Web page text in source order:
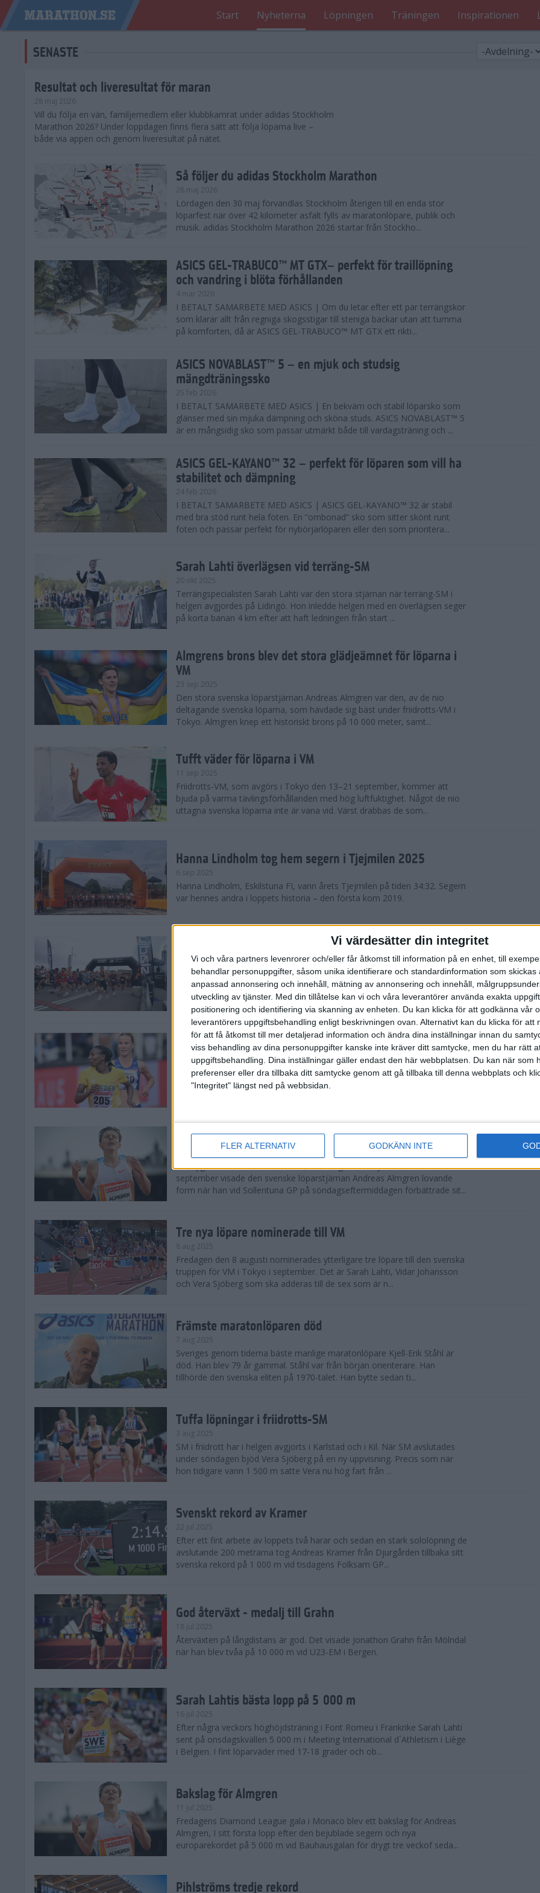
Vi värdesätter din integritet
Vi och våra partners levenrorer och/eller får åtkomst till information på en enhet, till
behandlar personuppgifter, såsom unika identifierare och standardinformation som skickas
anpassad annonsering och innehåll, mätning av annonsering och innehåll,
utveckling av tjänster. Med din tillåtelse kan vi och våra leverantörer använda exakta
positionering och identifiering via skanning av enheten. Du kan klicka för att godkänna vår
leverantörers uppgiftsbehandling enligt beskrivningen ovan. Alternativt kan du klicka för att
för att få åtkomst till mer detaljerad information och ändra dina inställningar innan du
viss behandling av dina personuppgifter kanske inte kräver ditt samtycke, men du har rätt
uppgiftsbehandling. Dina inställningar gäller endast den här webbplatsen. Du kan när som
preferenser eller dra tillbaka ditt samtycke genom att gå tillbaka till denna webbplats och
"Integritet" längst ned på webbsidan.
FLER ALTERNATIV GODKÄNN INTE
Start Nyheterna Löpningen Träningen Inspirationen
SENASTE
Resultat och liveresultat för maran
28 maj 2026
​Vill du följa en vän, familjemedlem eller klubbkamrat under adidas Stockholm
Marathon 2026? Under loppdagen finns flera sätt att följa löparna live –
både via appen och genom liveresultat på nätet.
Så följer du adidas Stockholm Marathon
28 maj 2026
Lördagen den 30 maj förvandlas Stockholm återigen till en enda stor
löparfest när över 42 kilometer asfalt fylls av maratonlöpare, publik och
musik. adidas Stockholm Marathon 2026 startar från Stockho...
ASICS GEL-TRABUCO™ MT GTX– perfekt för traillöpning
och vandring i blöta förhållanden
4 mar 2026
I BETALT SAMARBETE MED ASICS | Om du letar efter ett par terrängskor
som klarar allt från regniga skogsstigar till steniga backar utan att tumma
på komforten, då är ASICS GEL-TRABUCO™ MT GTX ett rikti...
ASICS NOVABLAST™ 5 – en mjuk och studsig
mängdträningssko
25 feb 2026
I BETALT SAMARBETE MED ASICS | En bekväm och stabil löparsko som
glänser med sin mjuka dämpning och sköna studs. ASICS NOVABLAST™ 5
är en mångsidig sko som passar utmärkt både till vardagsträning och ...
ASICS GEL-KAYANO™ 32 – perfekt för löparen som vill ha
stabilitet och dämpning
24 feb 2026
I BETALT SAMARBETE MED ASICS | ASICS GEL-KAYANO™ 32 är stabil
med bra stöd runt hela foten. En ”ombonad” sko som sitter skönt runt
foten och passar perfekt för nybörjarlöparen eller den som prioritera...
Sarah Lahti överlägsen vid terräng-SM
20 okt 2025
Terrängspecialisten Sarah Lahti var den stora stjärnan när terräng-SM i
helgen avgjordes på Lidingö. Hon inledde helgen med en överlägsen seger
på korta banan 4 km efter att haft ledningen från start ...
Almgrens brons blev det stora glädjeämnet för löparna i
VM
23 sep 2025
Den stora svenska löparstjärnan Andreas Almgren var den, av de nio
deltagande svenska löparna, som hävdade sig bäst under friidrotts-VM i
Tokyo. Almgren knep ett historiskt brons på 10 000 meter, samt...
Tufft väder för löparna i VM
11 sep 2025
Friidrotts-VM, som avgörs i Tokyo den 13–21 september, kommer att
bjuda på varma tävlingsförhållanden med hög luftfuktighet. Något de nio
uttagna svenska löparna inte är vana vid. Värst drabbas de som...
Hanna Lindholm tog hem segern i Tjejmilen 2025
6 sep 2025
Hanna Lindholm, Eskilstuna FI, vann årets Tjejmilen på tiden 34:32. Segern
var hennes andra i loppets historia – den första kom 2019.
Snabbaste segertiden på 12 år i rekordstort adidas
Stockholm Halvmaraton
30 aug 2025
Ett slutsålt och rekordstort adidas Stockholm Halvmaraton avgjordes i
nästintill perfekt löparväder. 18 grader, mulet och väldigt lite vind. Totalt
var 19,866 löpare anmälda, varav 15,807 kom till sta...
Löparna viktiga när Sverige vann Finnkampen
26 aug 2025
Den hundrade upplagan av Finnkampen, världens äldsta och största
landskamp i friidrott, avgjordes inför fullsatta läktare på Stockholms
Svenskt rekord när Almgren testade VM-formen
En dryg månad före friidrotts-VM, som avgörs i Tokyo den 13-21
september visade den svenske löparstjärnan Andreas Almgren lovande
form när han vid Sollentuna GP på söndagseftermiddagen förbättrade sit...
Tre nya löpare nominerade till VM
8 aug 2025
Fredagen den 8 augusti nominerades ytterligare tre löpare till den svenska
truppen för VM i Tokyo i september. Det är Sarah Lahti, Vidar Johansson
och Vera Sjöberg som ska adderas till de sex som är n...
Främste maratonlöparen död
7 aug 2025
Sveriges genom tiderna bäste manlige maratonlöpare Kjell-Erik Ståhl är
död. Han blev 79 år gammal. Ståhl var från början orienterare. Han
tillhörde den svenska eliten på 1970-talet. Han bytte sedan ti...
Tuffa löpningar i friidrotts-SM
3 aug 2025
SM i friidrott har i helgen avgjorts i Karlstad och i Kil. När SM avslutades
under söndagen bjöd Vera Sjöberg på en ny uppvisning. Precis som när
hon tidigare vann 1 500 m satte Vera nu hög fart från ...
Svenskt rekord av Kramer
22 jul 2025
Efter ett fint arbete av loppets två harar och sedan en stark sololöpning de
avslutande 200 metrarna tog Andreas Kramer från Djurgården tillbaka sitt
svenska rekord på 1 000 m vid tisdagens Folksam GP...
God återväxt - medalj till Grahn
18 jul 2025
Återväxten på långdistans är god. Det visade Jonathon Grahn från Mölndal
när han blev tvåa på 10 000 m vid U23-EM i Bergen.
Sarah Lahtis bästa lopp på 5 000 m
16 jul 2025
Efter några veckors höghöjdsträning i Font Romeu i Frankrike Sarah Lahti
sent på onsdagskvällen 5 000 m i Meeting International d´Athletism i Liège
i Belgien. I fint löparväder med 17-18 grader och ob...
Bakslag för Almgren
11 jul 2025
Fredagens Diamond League gala i Monaco blev ett bakslag för Andreas
Almgren, I sitt första lopp efter den bejublade segern och nya
europarekordet på 5 000 m vid Bauhausgalan för drygt tre veckof seda...
Pihlströms tredje rekord